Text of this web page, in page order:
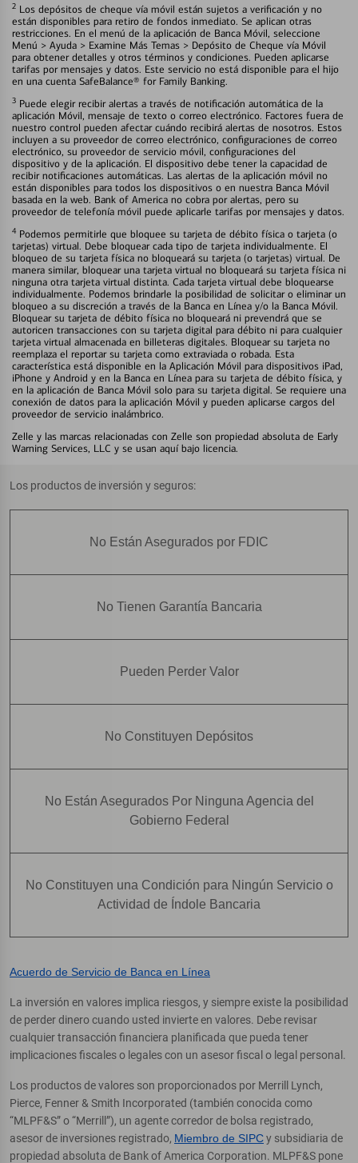
2 Los depósitos de cheque vía móvil están sujetos a verificación y no
están disponibles para retiro de fondos inmediato. Se aplican otras
restricciones. En el menú de la aplicación de Banca Móvil, seleccione
Menú > Ayuda > Examine Más Temas > Depósito de Cheque vía Móvil
para obtener detalles y otros términos y condiciones. Pueden aplicarse
tarifas por mensajes y datos. Este servicio no está disponible para el hijo
en una cuenta SafeBalance® for Family Banking.
3 Puede elegir recibir alertas a través de notificación automática de la
aplicación Móvil, mensaje de texto o correo electrónico. Factores fuera de
nuestro control pueden afectar cuándo recibirá alertas de nosotros. Estos
incluyen a su proveedor de correo electrónico, configuraciones de correo
electrónico, su proveedor de servicio móvil, configuraciones del
dispositivo y de la aplicación. El dispositivo debe tener la capacidad de
recibir notificaciones automáticas. Las alertas de la aplicación móvil no
están disponibles para todos los dispositivos o en nuestra Banca Móvil
basada en la web. Bank of America no cobra por alertas, pero su
proveedor de telefonía móvil puede aplicarle tarifas por mensajes y datos.
4 Podemos permitirle que bloquee su tarjeta de débito física o tarjeta (o
tarjetas) virtual. Debe bloquear cada tipo de tarjeta individualmente. El
bloqueo de su tarjeta física no bloqueará su tarjeta (o tarjetas) virtual. De
manera similar, bloquear una tarjeta virtual no bloqueará su tarjeta física ni
ninguna otra tarjeta virtual distinta. Cada tarjeta virtual debe bloquearse
individualmente. Podemos brindarle la posibilidad de solicitar o eliminar un
bloqueo a su discreción a través de la Banca en Línea y/o la Banca Móvil.
Bloquear su tarjeta de débito física no bloqueará ni prevendrá que se
autoricen transacciones con su tarjeta digital para débito ni para cualquier
tarjeta virtual almacenada en billeteras digitales. Bloquear su tarjeta no
reemplaza el reportar su tarjeta como extraviada o robada. Esta
característica está disponible en la Aplicación Móvil para dispositivos iPad,
iPhone y Android y en la Banca en Línea para su tarjeta de débito física, y
en la aplicación de Banca Móvil solo para su tarjeta digital. Se requiere una
conexión de datos para la aplicación Móvil y pueden aplicarse cargos del
proveedor de servicio inalámbrico.
Zelle y las marcas relacionadas con Zelle son propiedad absoluta de Early
Warning Services, LLC y se usan aquí bajo licencia.
Los productos de inversión y seguros:
No Están Asegurados por FDIC
No Tienen Garantía Bancaria
Pueden Perder Valor
No Constituyen Depósitos
No Están Asegurados Por Ninguna Agencia del
Gobierno Federal
No Constituyen una Condición para Ningún Servicio o
Actividad de Índole Bancaria
Acuerdo de Servicio de Banca en Línea
La inversión en valores implica riesgos, y siempre existe la posibilidad
de perder dinero cuando usted invierte en valores. Debe revisar
cualquier transacción financiera planificada que pueda tener
implicaciones fiscales o legales con un asesor fiscal o legal personal.
Los productos de valores son proporcionados por Merrill Lynch,
Pierce, Fenner & Smith Incorporated (también conocida como
“MLPF&S” o “Merrill”), un agente corredor de bolsa registrado,
asesor de inversiones registrado, Miembro de SIPCy subsidiaria de
propiedad absoluta de Bank of America Corporation. MLPF&S pone